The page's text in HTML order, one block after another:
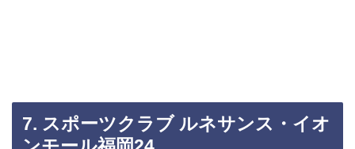
7. スポーツクラブ ルネサンス・イオ